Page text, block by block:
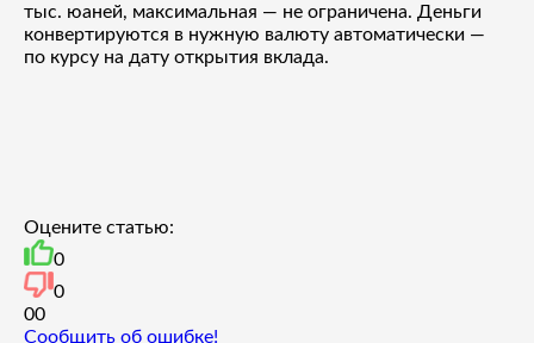
тыс. юаней, максимальная — не ограничена. Деньги
конвертируются в нужную валюту автоматически —
по курсу на дату открытия вклада.
Оцените статью:
0
0
00
Сообщить об ошибке!